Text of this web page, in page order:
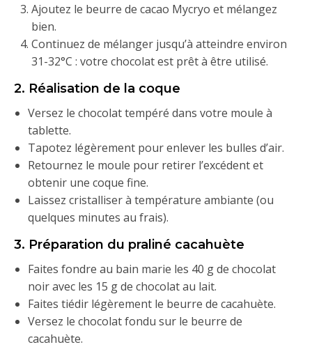
Ajoutez le beurre de cacao Mycryo et mélangez
bien.
Continuez de mélanger jusqu’à atteindre environ
31-32°C : votre chocolat est prêt à être utilisé.
2. Réalisation de la coque
Versez le chocolat tempéré dans votre moule à
tablette.
Tapotez légèrement pour enlever les bulles d’air.
Retournez le moule pour retirer l’excédent et
obtenir une coque fine.
Laissez cristalliser à température ambiante (ou
quelques minutes au frais).
3. Préparation du praliné cacahuète
Faites fondre au bain marie les 40 g de chocolat
noir avec les 15 g de chocolat au lait.
Faites tiédir légèrement le beurre de cacahuète.
Versez le chocolat fondu sur le beurre de
cacahuète.